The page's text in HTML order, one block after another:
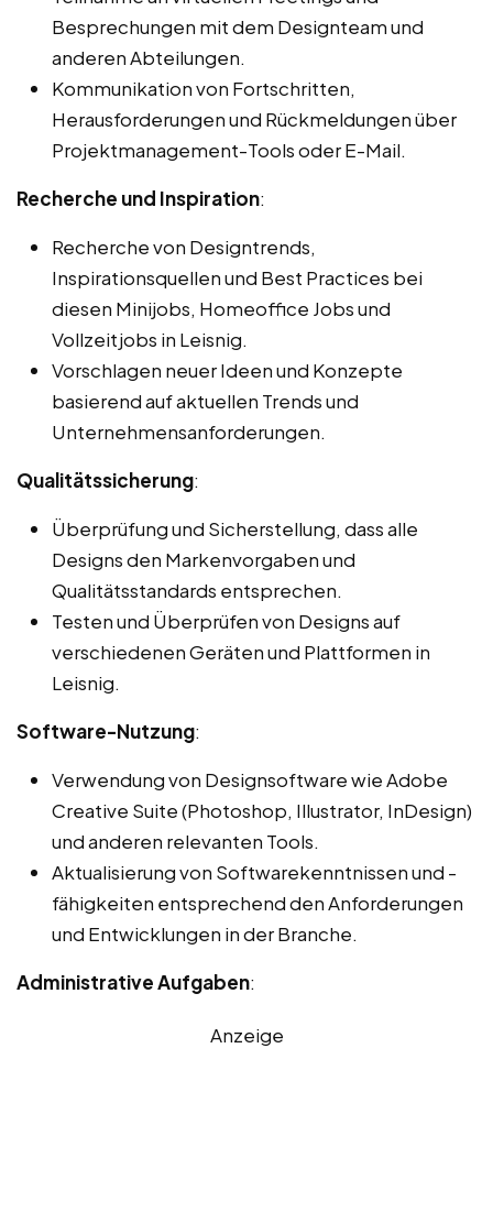
Besprechungen mit dem Designteam und
anderen Abteilungen.
Kommunikation von Fortschritten,
Herausforderungen und Rückmeldungen über
Projektmanagement-Tools oder E-Mail.
Recherche und Inspiration:
Recherche von Designtrends,
Inspirationsquellen und Best Practices bei
diesen Minijobs, Homeoffice Jobs und
Vollzeitjobs in Leisnig.
Vorschlagen neuer Ideen und Konzepte
basierend auf aktuellen Trends und
Unternehmensanforderungen.
Qualitätssicherung:
Überprüfung und Sicherstellung, dass alle
Designs den Markenvorgaben und
Qualitätsstandards entsprechen.
Testen und Überprüfen von Designs auf
verschiedenen Geräten und Plattformen in
Leisnig.
Software-Nutzung:
Verwendung von Designsoftware wie Adobe
Creative Suite (Photoshop, Illustrator, InDesign)
und anderen relevanten Tools.
Aktualisierung von Softwarekenntnissen und -
fähigkeiten entsprechend den Anforderungen
und Entwicklungen in der Branche.
Administrative Aufgaben:
Anzeige